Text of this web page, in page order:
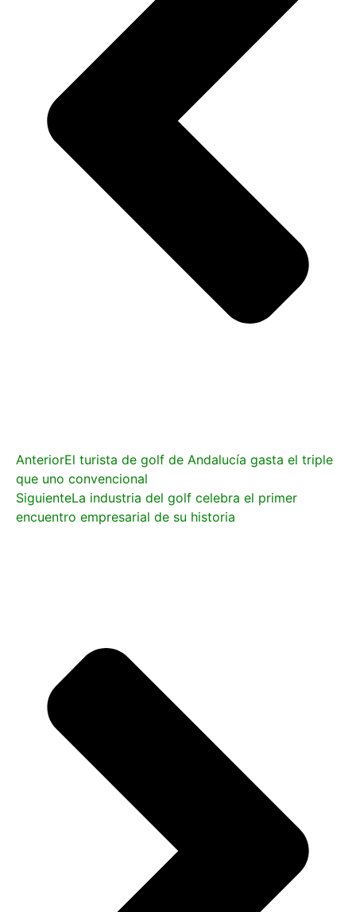
AnteriorEl turista de golf de Andalucía gasta el triple
que uno convencional
SiguienteLa industria del golf celebra el primer
encuentro empresarial de su historia